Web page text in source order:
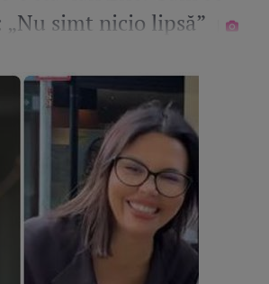
simt nicio lipsă”